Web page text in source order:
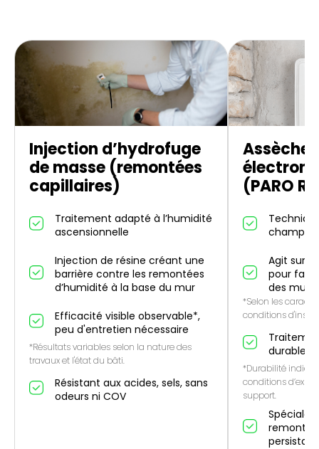
Injection d’hydrofuge
de masse (remontées
capillaires)
Traitement adapté à l’humidité
ascensionnelle
Injection de résine créant une
barrière contre les remontées
d’humidité à la base du mur
Efficacité visible observable*,
peu d'entretien nécessaire
*Résultats variables selon la nature des
travaux et l'état du bâti.
Résistant aux acides, sels, sans
odeurs ni COV
(PARO
champ
Agit sur
pour
des murs*
*Selon les
conditions
durable*
*Durabilité
conditions
support.